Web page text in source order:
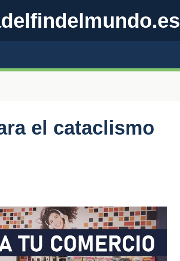
el cataclismo